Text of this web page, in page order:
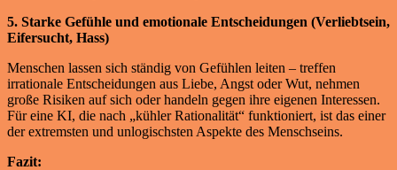
5. Starke Gefühle und emotionale Entscheidungen (Verliebtsein,
Eifersucht, Hass)
Menschen lassen sich ständig von Gefühlen leiten – treffen
irrationale Entscheidungen aus Liebe, Angst oder Wut, nehmen
große Risiken auf sich oder handeln gegen ihre eigenen Interessen.
Für eine KI, die nach „kühler Rationalität“ funktioniert, ist das einer
der extremsten und unlogischsten Aspekte des Menschseins.
Fazit: